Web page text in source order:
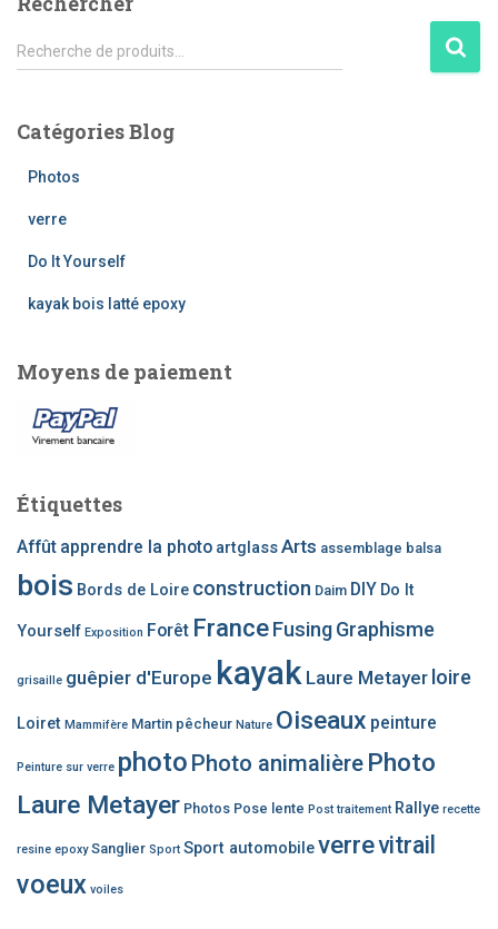
R
e
e
:
Recherche de produits…
Catégories Blog
Photos
verre
Do It Yourself
kayak bois latté epoxy
Moyens de paiement
Étiquettes
Affût apprendre la photo artglassArts assemblage balsa
bois Bords de Loire construction Daim DIY Do It
Yourself Exposition Forêt FranceFusingGraphisme
grisaille guêpier d'Europe kayak Laure Metayer loire
Loiret Mammifère Martin pêcheur Nature Oiseaux peinture
Peinture sur verre photo Photo animalière Photo
Laure Metayer Photos Pose lente Post traitement Rallye recette
resine epoxy Sanglier Sport Sport automobileverrevitrail
voeux voiles